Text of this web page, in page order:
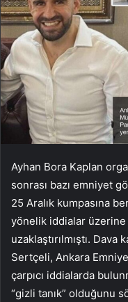
Ayhan Bora Kaplan
sonrası bazı emniyet
25 Aralık kumpasına
yönelik iddialar
uzaklaştırılmıştı.
Sertçeli, Ankara
çarpıcı iddialarda
“gizli tanık” olduğunu